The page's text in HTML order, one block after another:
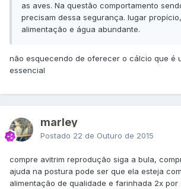
as aves. Na questão comportamento
precisam dessa segurança. lugar
alimentação e água abundante.
não esquecendo de oferecer o cálcio que é
essencial
marley
Postado 22 de Outuro de 2015
compre avitrim reprodução siga a bula,
ajuda na postura pode ser que ela esteja
alimentação de qualidade e farinhada 2x por